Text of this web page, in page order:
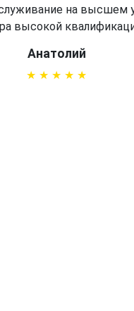
на высшем
высокой
Анатолий